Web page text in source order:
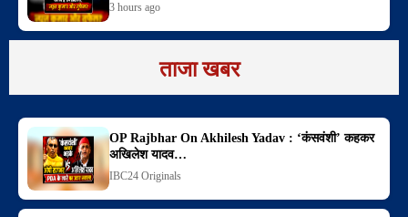
3 hours ago
ताजा खबर
OP Rajbhar On Akhilesh Yadav : ‘कंसवंशी’ कहकर
अखिलेश यादव…
IBC24 Originals